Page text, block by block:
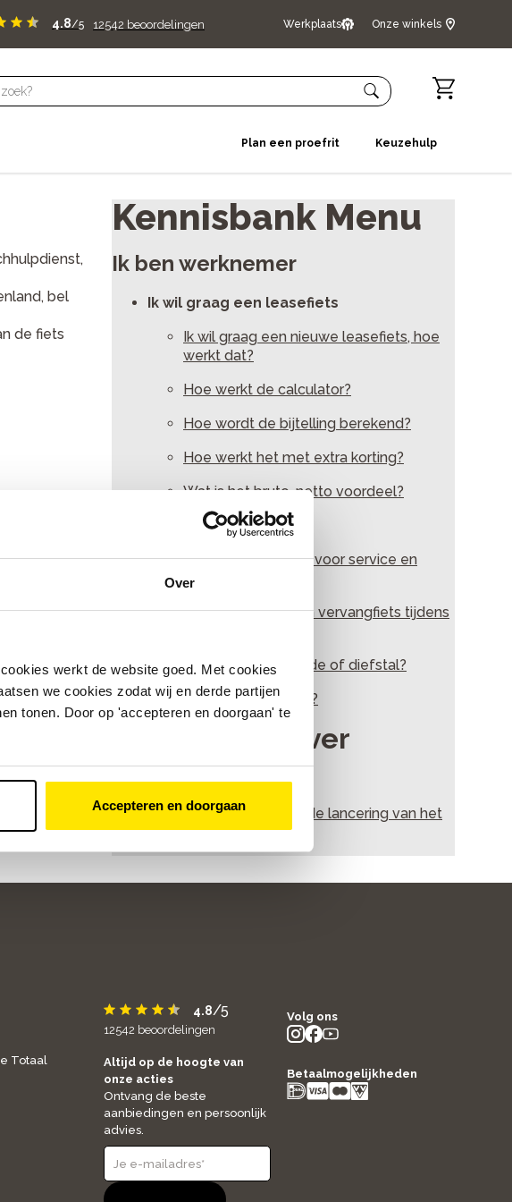
Over
werkt de website goed. Met cookies
we cookies zodat wij en derde partijen
tonen. Door op 'accepteren en doorgaan' te
Accepteren en doorgaan
4.8/5 12542 beoordelingen Werkplaats Onze winkels
Plan een proefrit Keuzehulp
bel
de fiets
Kennisbank Menu
Ik ben werknemer
Ik wil graag een leasefiets
Ik wil graag een nieuwe leasefiets, hoe
werkt dat?
Hoe werkt de calculator?
Hoe wordt de bijtelling berekend?
Hoe werkt het met extra korting?
Wat is het bruto-netto voordeel?
Ik heb een leasefiets
Waar kan ik terecht voor service en
reparaties?
Heb ik recht op een vervangfiets tijdens
Wat doe ik bij schade of diefstal?
Wat doe ik bij pech?
Ik ben werkgever
Aan de slag
Stappenplan voor de lancering van het
fietsplan
Totaal
4.8/5
12542 beoordelingen
Altijd op de hoogte van
onze acties
Ontvang de beste
aanbiedingen en persoonlijk
advies.
Volg ons
instagram
facebook
Betaalmogelijkheden